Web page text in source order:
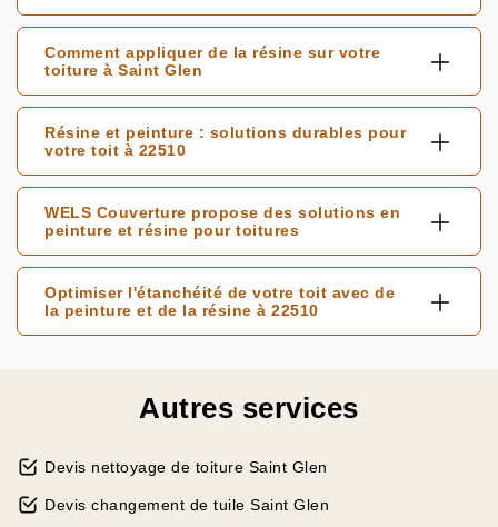
Comment appliquer de la résine sur votre
toiture à Saint Glen
Résine et peinture : solutions durables pour
votre toit à 22510
WELS Couverture propose des solutions en
peinture et résine pour toitures
Optimiser l'étanchéité de votre toit avec de
la peinture et de la résine à 22510
Autres services
Devis nettoyage de toiture Saint Glen
Devis changement de tuile Saint Glen